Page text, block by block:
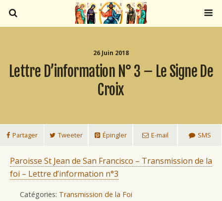
26 Juin 2018
Lettre D’information N° 3 – Le Signe De
Croix
Partager Tweeter Épingler E-mail SMS
Paroisse St Jean de San Francisco – Transmission de la
foi – Lettre d’information n°3
Catégories: Transmission de la Foi